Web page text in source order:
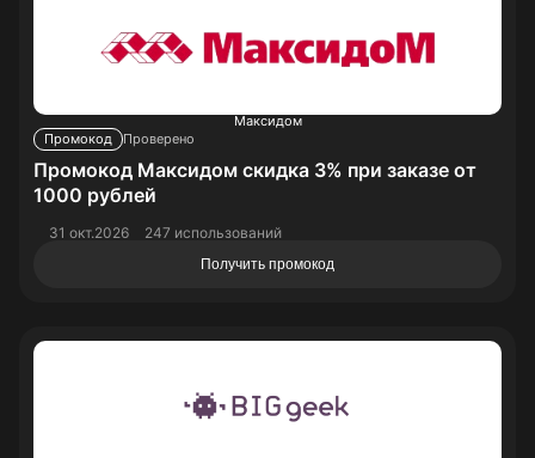
Максидом
Промокод
Проверено
Промокод Максидом скидка 3% при заказе от
1000 рублей
31 окт.2026 247 использований
Получить промокод